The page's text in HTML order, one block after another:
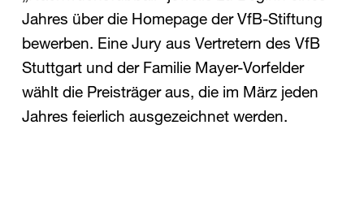
Jahres über die Homepage der VfB-Stiftung
bewerben. Eine Jury aus Vertretern des VfB
Stuttgart und der Familie Mayer-Vorfelder
wählt die Preisträger aus, die im März jeden
Jahres feierlich ausgezeichnet werden.